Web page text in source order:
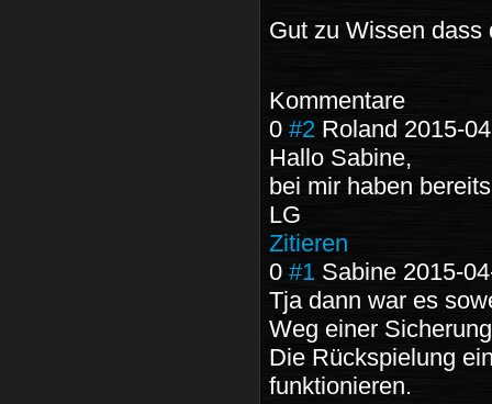
Gut zu Wissen dass
Kommentare
0 #2 Roland 2015-
Hallo Sabine,
bei mir haben
LG
Zitieren
0 #1 Sabine 2015-
Tja dann war es
Weg einer
Die Rückspielung
funktionieren.